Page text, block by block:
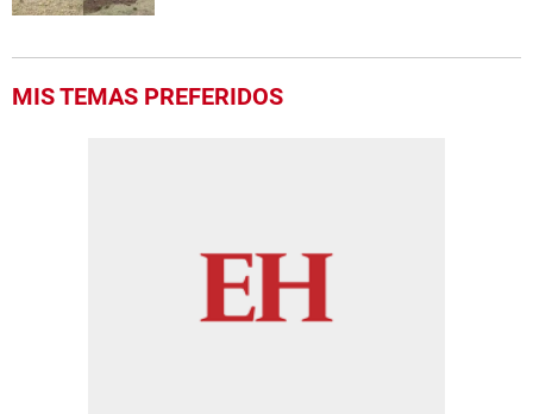
MIS TEMAS PREFERIDOS